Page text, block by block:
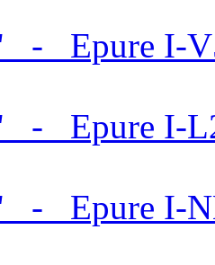
- Epure I-
- Epure I-
- Epure I-